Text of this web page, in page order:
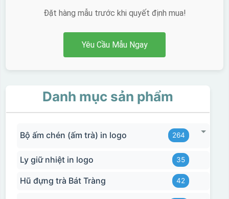
Đặt hàng mẫu trước khi quyết định mua!
Yêu Cầu Mẫu Ngay
Danh mục sản phẩm
Bộ ấm chén (ấm trà) in logo 264
Ly giữ nhiệt in logo 35
Hũ đựng trà Bát Tràng 42